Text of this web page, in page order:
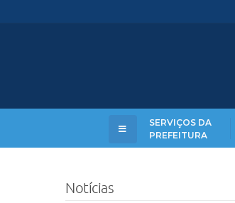
SERVIÇOS DA
PREFEITURA
Notícias